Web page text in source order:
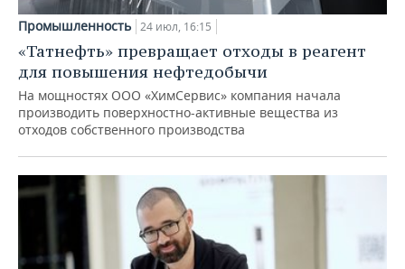
Промышленность 24 июл, 16:15
«Татнефть» превращает отходы в реагент
для повышения нефтедобычи
На мощностях ООО «ХимСервис» компания начала
производить поверхностно-активные вещества из
отходов собственного производства